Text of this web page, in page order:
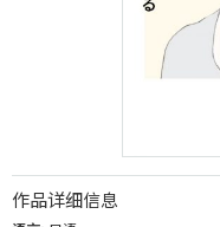
作品详细信息